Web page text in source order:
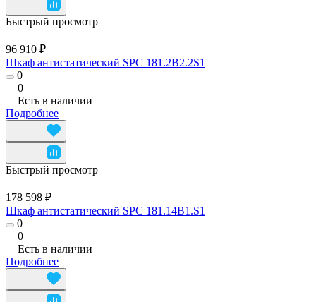
Быстрый просмотр
96 910 ₽
Шкаф антистатический SPC 181.2B2.2S1
0
0
Есть в наличии
Подробнее
Быстрый просмотр
178 598 ₽
Шкаф антистатический SPC 181.14B1.S1
0
0
Есть в наличии
Подробнее